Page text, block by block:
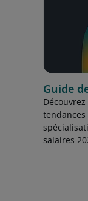
Guide
salaires